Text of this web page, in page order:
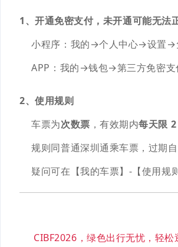
1、开通免密支付， 未开通可能无法
小程序：我的→个人中心→设置→
APP：我的→钱包→第三方免密支
2、使用规则
车票为次数票 ，有效期内每天限
规则同普通深圳通乘车票，过期
疑问可在【我的车票】-【使用规
CIBF2026，绿色出行无忧，轻松